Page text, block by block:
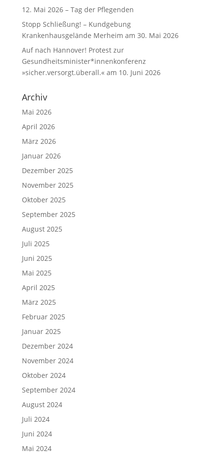
12. Mai 2026 – Tag der Pflegenden
Stopp Schließung! – Kundgebung
Krankenhausgelände Merheim am 30. Mai 2026
Auf nach Hannover! Protest zur
Gesundheitsminister*innenkonferenz
»sicher.versorgt.überall.« am 10. Juni 2026
Archiv
Mai 2026
April 2026
März 2026
Januar 2026
Dezember 2025
November 2025
Oktober 2025
September 2025
August 2025
Juli 2025
Juni 2025
Mai 2025
April 2025
März 2025
Februar 2025
Januar 2025
Dezember 2024
November 2024
Oktober 2024
September 2024
August 2024
Juli 2024
Juni 2024
Mai 2024